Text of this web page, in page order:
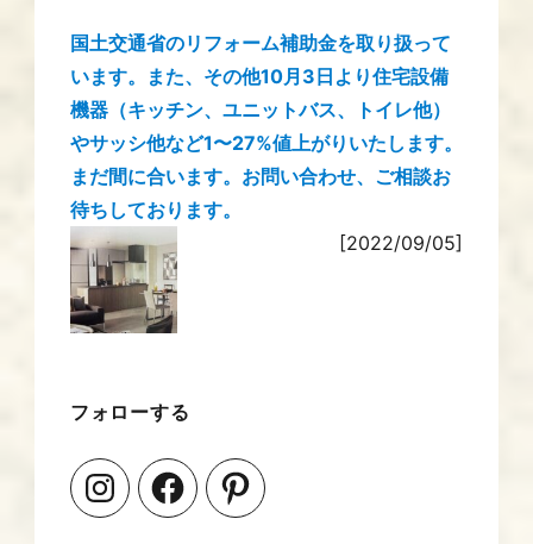
国土交通省のリフォーム補助金を取り扱って
います。また、その他10月3日より住宅設備
機器（キッチン、ユニットバス、トイレ他）
やサッシ他など1〜27%値上がりいたします。
まだ間に合います。お問い合わせ、ご相談お
待ちしております。
[2022/09/05]
フォローする